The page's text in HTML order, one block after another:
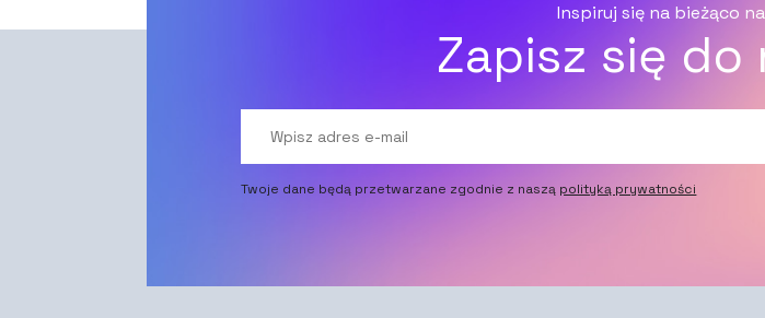
Inspiruj się na bieżąco
Zapisz się
Twoje dane będą przetwarzane zgodnie z naszą polityką prywatności